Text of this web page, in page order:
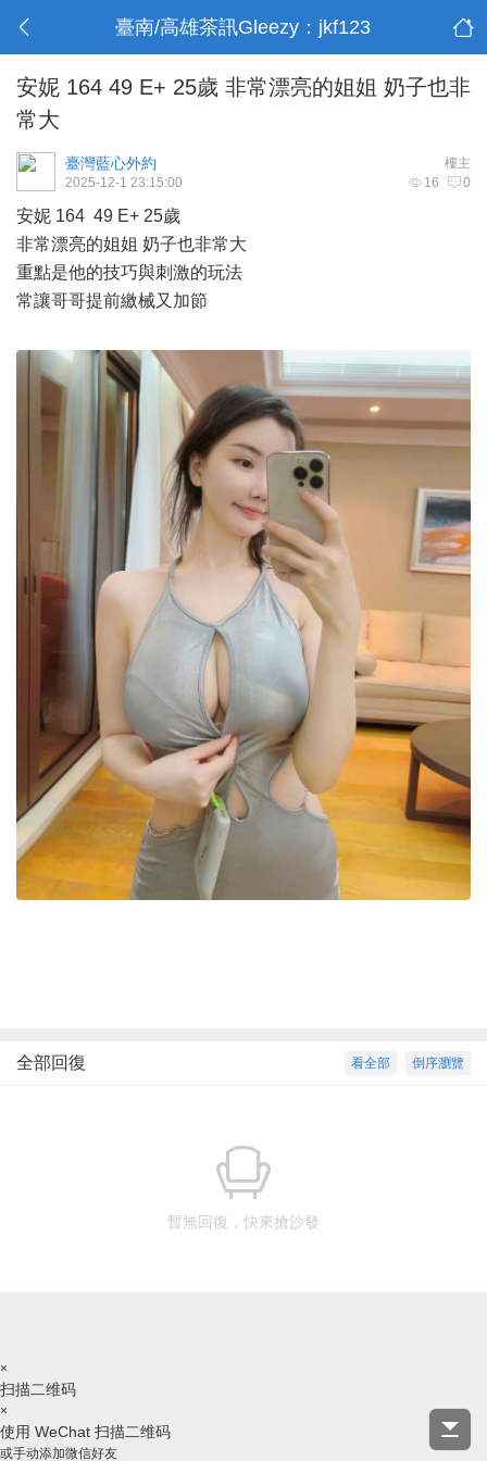
臺南/高雄茶訊Gleezy：jkf123
安妮 164 49 E+ 25歲 非常漂亮的姐姐 奶子也非
常大
樓主
臺灣藍心外約
16 0
2025-12-1 23:15:00
安妮 164 49 E+ 25歲
非常漂亮的姐姐 奶子也非常大
重點是他的技巧與刺激的玩法
常讓哥哥提前繳械又加節
倒序瀏覽
看全部
全部回復
暫無回復，快來搶沙發
×
扫描二维码
×
使用 WeChat 扫描二维码
或手动添加微信好友